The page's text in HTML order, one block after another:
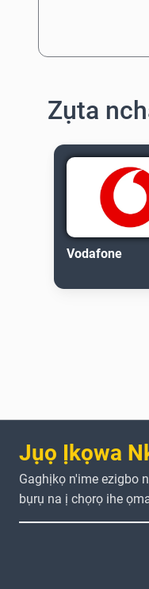
Zụta
Vodafone
Jụọ Ịkọwa
Gaghịkọ n'ime ezigbo
bụrụ na ị chọrọ ihe